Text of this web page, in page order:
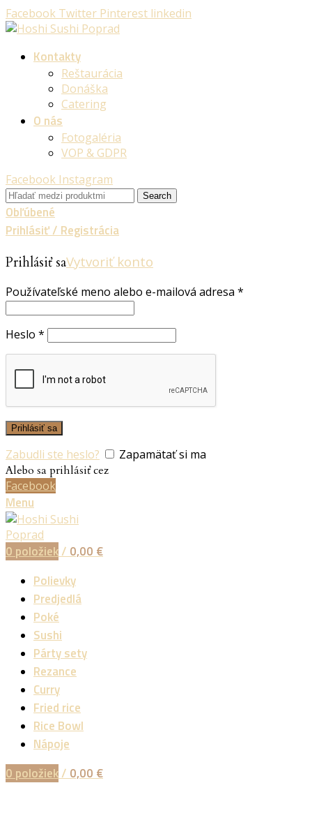
Facebook Twitter Pinterest linkedin
Kontakty
Reštaurácia
Donáška
Catering
O nás
Fotogaléria
VOP & GDPR
Facebook Instagram
Search
Obľúbené
Prihlásiť / Registrácia
Prihlásiť saVytvoriť konto
Používateľské meno alebo e-mailová adresa *
Heslo *
Prihlásiť sa
Zabudli ste heslo?
Zapamätať si ma
Alebo sa prihlásiť cez
Facebook
Menu
0položiek/0,00€
Polievky
Predjedlá
Poké
Sushi
Párty sety
Rezance
Curry
Fried rice
Rice Bowl
Nápoje
0položiek/0,00€